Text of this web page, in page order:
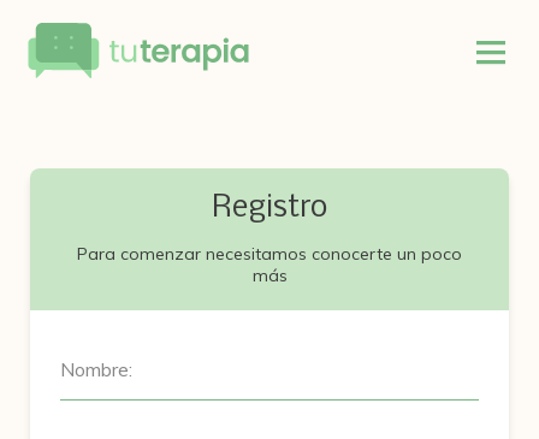
Registro
Para comenzar necesitamos conocerte un poco
más
Nombre: